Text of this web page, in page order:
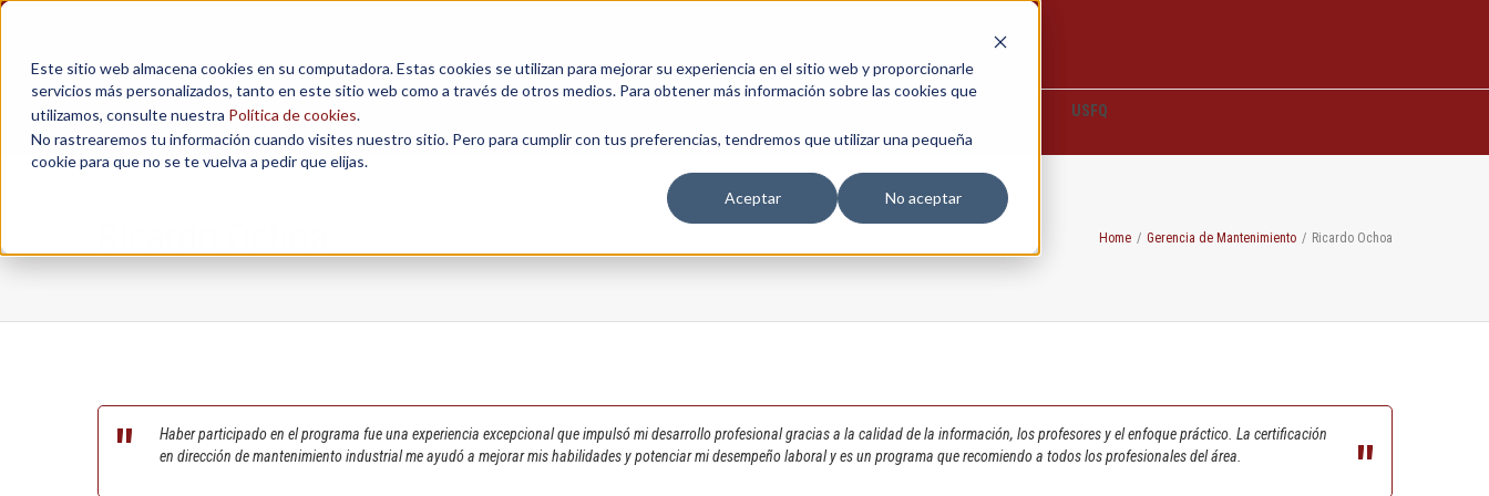
Este sitio web almacena cookies en su computadora. Estas cookies se utilizan para mejorar su experiencia en el sitio web y proporcionarle
servicios más personalizados, tanto en este sitio web como a través de otros medios. Para obtener más información sobre las cookies que
utilizamos, consulte nuestra Política de cookies.
No rastrearemos tu información cuando visites nuestro sitio. Pero para cumplir con tus preferencias, tendremos que utilizar una pequeña
cookie para que no se te vuelva a pedir que elijas.
Aceptar
No aceptar
USFQ
Home / Gerencia de Mantenimiento / Ricardo Ochoa
Haber participado en el programa fue una experiencia excepcional que impulsó mi desarrollo profesional gracias a la calidad de la información, los profesores y el enfoque práctico. La certificación
en dirección de mantenimiento industrial me ayudó a mejorar mis habilidades y potenciar mi desempeño laboral y es un programa que recomiendo a todos los profesionales del área.